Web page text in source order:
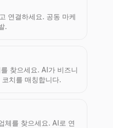
연결하세요. 공동 마케
.
찾으세요. AI가 비즈니
치를 매칭합니다.
체를 찾으세요. AI로 연